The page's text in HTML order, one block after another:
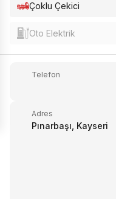
Çoklu Çekici
Oto Elektrik
Telefon
Adres
Pınarbaşı, Kayseri